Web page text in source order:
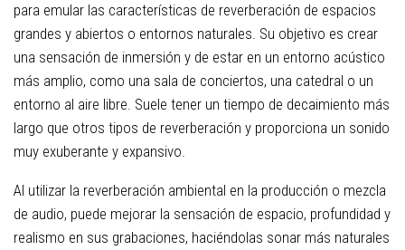
para emular las características de reverberación de espacios
grandes y abiertos o entornos naturales. Su objetivo es crear
una sensación de inmersión y de estar en un entorno acústico
más amplio, como una sala de conciertos, una catedral o un
entorno al aire libre. Suele tener un tiempo de decaimiento más
largo que otros tipos de reverberación y proporciona un sonido
muy exuberante y expansivo.
Al utilizar la reverberación ambiental en la producción o mezcla
de audio, puede mejorar la sensación de espacio, profundidad y
realismo en sus grabaciones, haciéndolas sonar más naturales